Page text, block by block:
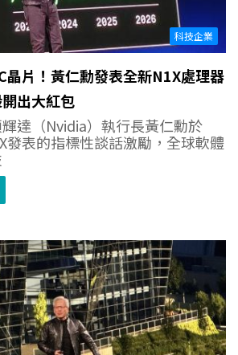
科技企業
晶片！黃仁勳發表全新N1X處理器
出大紅包
達（Nvidia）執行長黃仁勳於
發表的指標性談話激勵，全球軟體